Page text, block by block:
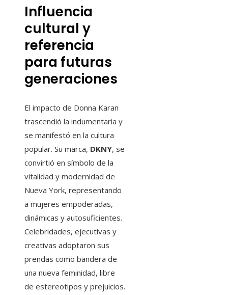
Influencia
cultural y
referencia
para futuras
generaciones
El impacto de Donna Karan
trascendió la indumentaria y
se manifestó en la cultura
popular. Su marca, DKNY, se
convirtió en símbolo de la
vitalidad y modernidad de
Nueva York, representando
a mujeres empoderadas,
dinámicas y autosuficientes.
Celebridades, ejecutivas y
creativas adoptaron sus
prendas como bandera de
una nueva feminidad, libre
de estereotipos y prejuicios.